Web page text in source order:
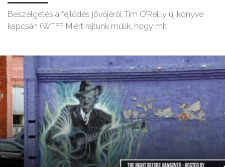
Beszélgetés a fejlődés jövőjéről Tim O’Reilly új könyve
kapcsán (WTF? Miért rajtunk múlik, hogy mit